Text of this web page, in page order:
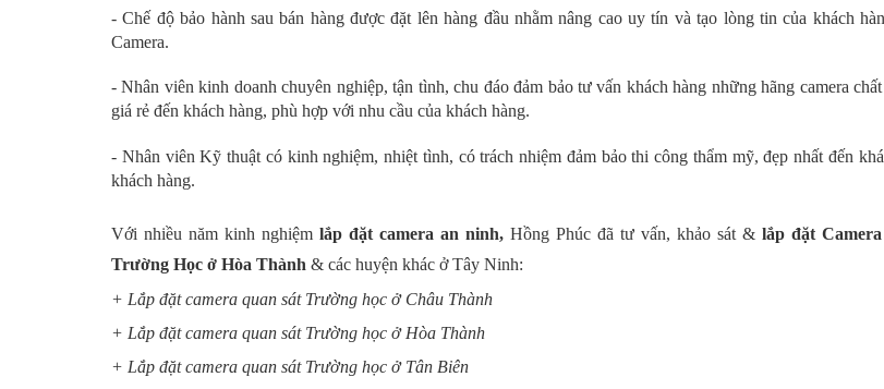
- Chế độ bảo hành sau bán hàng được đặt lên hàng đầu nhằm nâng cao uy tín và tạo lòng tin của khách
Camera.
- Nhân viên kinh doanh chuyên nghiệp, tận tình, chu đáo đảm bảo tư vấn khách hàng những hãng camera
giá rẻ đến khách hàng, phù hợp với nhu cầu của khách hàng.
- Nhân viên Kỹ thuật có kinh nghiệm, nhiệt tình, có trách nhiệm đảm bảo thi công thẩm mỹ, đẹp nhất đến
khách hàng.
Với nhiều năm kinh nghiệm lắp đặt camera an ninh,Hồng Phúc đã tư vấn, khảo sát &lắp đặt
Trường Học ở Hòa Thành & các huyện khác ở Tây Ninh:
+ Lắp đặt camera quan sát Trường học ở Châu Thành
+ Lắp đặt camera quan sát Trường học ở Hòa Thành
+ Lắp đặt camera quan sát Trường học ở Tân Biên